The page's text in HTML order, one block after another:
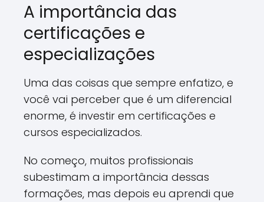
A importância das
certificações e
especializações
Uma das coisas que sempre enfatizo, e
você vai perceber que é um diferencial
enorme, é investir em certificações e
cursos especializados.
No começo, muitos profissionais
subestimam a importância dessas
formações, mas depois eu aprendi que